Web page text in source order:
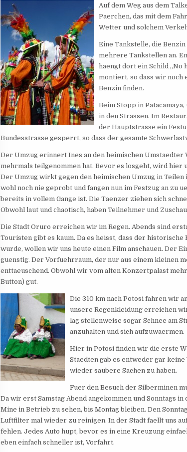
Auf dem Weg aus dem
Paerchen, das mit dem
Wetter und solchem
Eine Tankstelle, die
mehrere Tankstellen an.
haengt dort ein Schild „No
montiert, so dass wir
Benzin finden.
Beim Stopp in
in den Strassen. Im
der Hauptstrasse ein
Bundesstrasse gesperrt, so dass der gesamte
Der Umzug erinnert Ines an den heimischen
mehrmals teilgenommen hat. Bevor es losgeht, wird hier
Der Umzug wirkt gegen den heimischen Umzug in
wohl noch nie geprobt und fangen nun im Festzug an zu
bereits in vollem Gange ist. Die Taenzer ziehen sich
Obwohl laut und chaotisch, haben Teilnehmer und
Die Stadt Oruro erreichen wir im Regen. Abends sind
Touristen gibt es kaum. Da es heisst, dass der
wurde, wollen wir uns heute einen Film anschauen. Der
guenstig. Der Vorfuehrraum, der nur aus einem kleinen
enttaeuschend. Obwohl wir vom alten Konzertpalast
Button) gut.
Die 310 km nach Potosi fahren wir
unsere Regenkleidung erreichen
lag stellenweise sogar Schnee am
anzuhalten und sich aufzuwaermen.
Hier in Potosi finden wir die erste
Staedten gab es entweder gar
wieder saubere Sachen zu haben.
Fuer den Besuch der Silberminen
Da wir erst Samstag Abend angekommen und Sonntags
Mine in Betrieb zu sehen, bis Montag bleiben. Den
Luftfilter mal wieder zu reinigen. In der Stadt faellt uns
fehlen. Jedes Auto hupt, bevor es in eine Kreuzung
eben einfach schneller ist, Vorfahrt.